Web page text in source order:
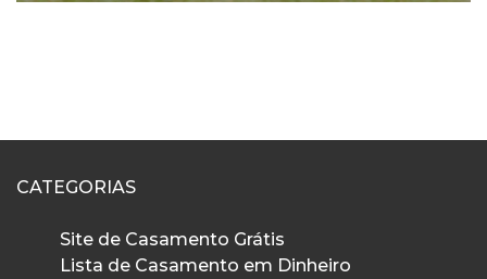
CATEGORIAS
Site de Casamento Grátis
Lista de Casamento em Dinheiro